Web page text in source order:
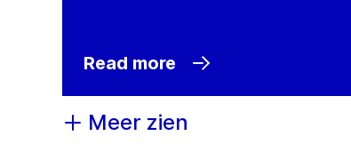
Read more
Meer zien